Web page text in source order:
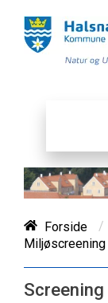
Forside /
Miljøscreening